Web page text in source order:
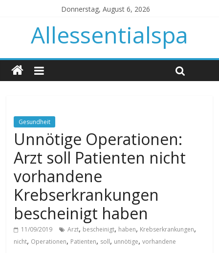
Donnerstag, August 6, 2026
Allessentialspa
Gesundheit
Unnötige Operationen:
Arzt soll Patienten nicht
vorhandene
Krebserkrankungen
bescheinigt haben
11/09/2019 Arzt, bescheinigt, haben, Krebserkrankungen,
nicht, Operationen, Patienten, soll, unnötige,vorhandene